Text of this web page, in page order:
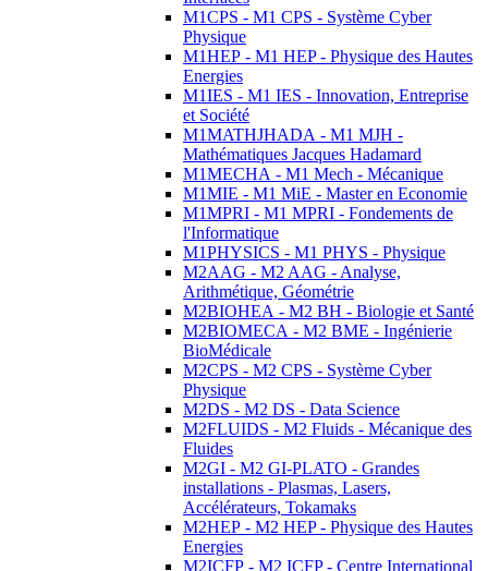
M1CPS - M1 CPS - Système Cyber
Physique
M1HEP - M1 HEP - Physique des Hautes
Energies
M1IES - M1 IES - Innovation, Entreprise
et Société
M1MATHJHADA - M1 MJH -
Mathématiques Jacques Hadamard
M1MECHA - M1 Mech - Mécanique
M1MIE - M1 MiE - Master en Economie
M1MPRI - M1 MPRI - Fondements de
l'Informatique
M1PHYSICS - M1 PHYS - Physique
M2AAG - M2 AAG - Analyse,
Arithmétique, Géométrie
M2BIOHEA - M2 BH - Biologie et Santé
M2BIOMECA - M2 BME - Ingénierie
BioMédicale
M2CPS - M2 CPS - Système Cyber
Physique
M2DS - M2 DS - Data Science
M2FLUIDS - M2 Fluids - Mécanique des
Fluides
M2GI - M2 GI-PLATO - Grandes
installations - Plasmas, Lasers,
Accélérateurs, Tokamaks
M2HEP - M2 HEP - Physique des Hautes
Energies
M2ICFP - M2 ICFP - Centre International